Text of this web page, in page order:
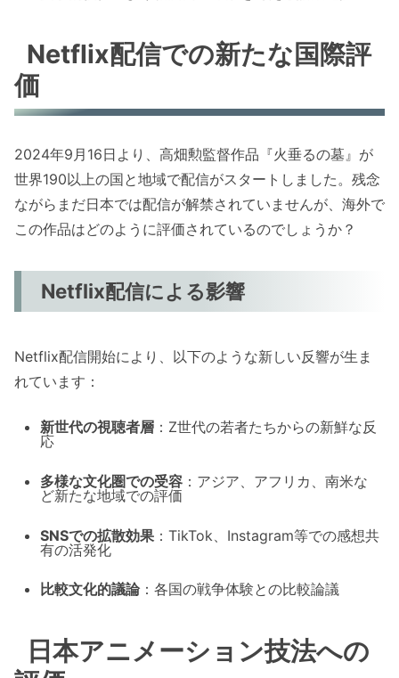
Netflix配信での新たな国際評
価
2024年9月16日より、高畑勲監督作品『火垂るの墓』が
世界190以上の国と地域で配信がスタートしました。残念
ながらまだ日本では配信が解禁されていませんが、海外で
この作品はどのように評価されているのでしょうか？
Netflix配信による影響
Netflix配信開始により、以下のような新しい反響が生ま
れています：
新世代の視聴者層 ：Z世代の若者たちからの新鮮な反
応
多様な文化圏での受容 ：アジア、アフリカ、南米な
ど新たな地域での評価
SNSでの拡散効果 ：TikTok、Instagram等での感想共
有の活発化
比較文化的議論：各国の戦争体験との比較論議
日本アニメーション技法への